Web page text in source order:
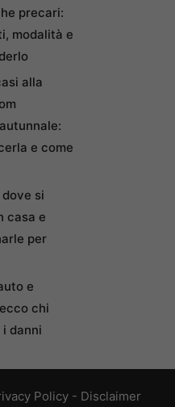
precari:
modalità e
alla
e come
si
casa e
per
e
chi
danni
Policy - Disclaimer